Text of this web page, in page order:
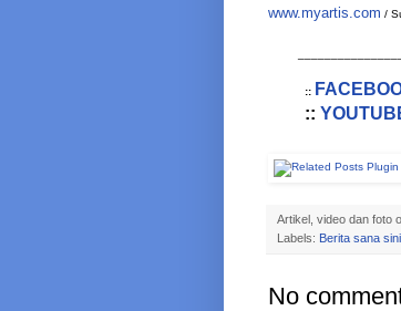
www.myartis.com /
::
::
Artikel, video dan foto
Labels: Berita sana sini
No